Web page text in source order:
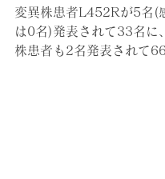
変異株患者L452Rが5名(
は0名)発表されて33名に
株患者も2名発表されて